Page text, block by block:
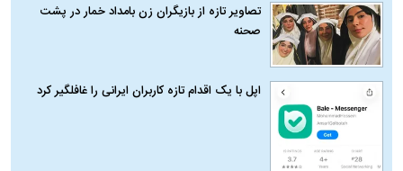
تصاویر تازه از بازیگران زن بامداد خمار در پشت
صحنه
اپل با یک اقدام تازه کاربران ایرانی را غافلگیر کرد